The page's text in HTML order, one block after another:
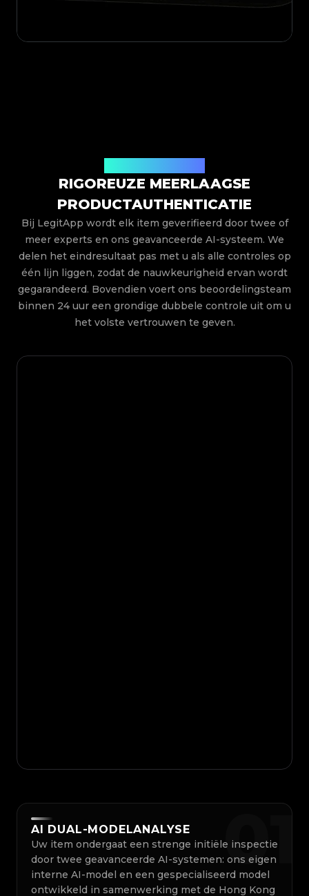
RIGOREUZE MEERLAAGSE
PRODUCTAUTHENTICATIE
Bij LegitApp wordt elk item geverifieerd door twee of
meer experts en ons geavanceerde AI-systeem. We
delen het eindresultaat pas met u als alle controles op
één lijn liggen, zodat de nauwkeurigheid ervan wordt
gegarandeerd. Bovendien voert ons beoordelingsteam
binnen 24 uur een grondige dubbele controle uit om u
het volste vertrouwen te geven.
01
AI DUAL-MODELANALYSE
Uw item ondergaat een strenge initiële inspectie
door twee geavanceerde AI-systemen: ons eigen
interne AI-model en een gespecialiseerd model
ontwikkeld in samenwerking met de Hong Kong